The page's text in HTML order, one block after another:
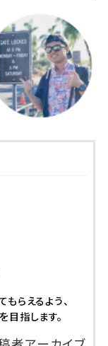
らえるよう、
目指します。